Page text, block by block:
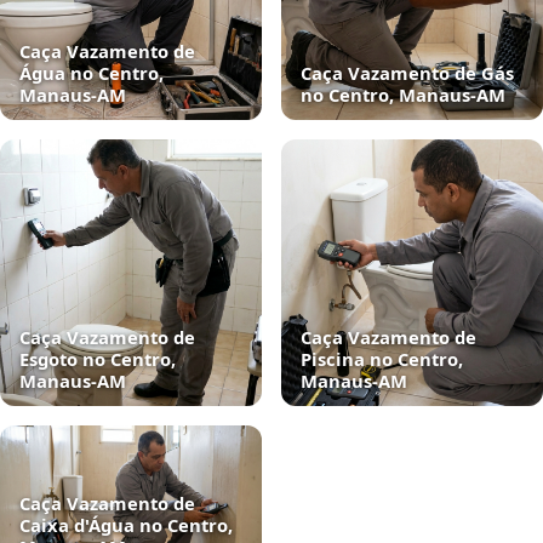
Caça Vazamento de
Água no Centro,
Manaus‑AM
Caça Vazamento de Gás
no Centro, Manaus‑AM
Caça Vazamento de
Esgoto no Centro,
Manaus‑AM
Caça Vazamento de
Piscina no Centro,
Manaus‑AM
Caça Vazamento de
Caixa d'Água no Centro,